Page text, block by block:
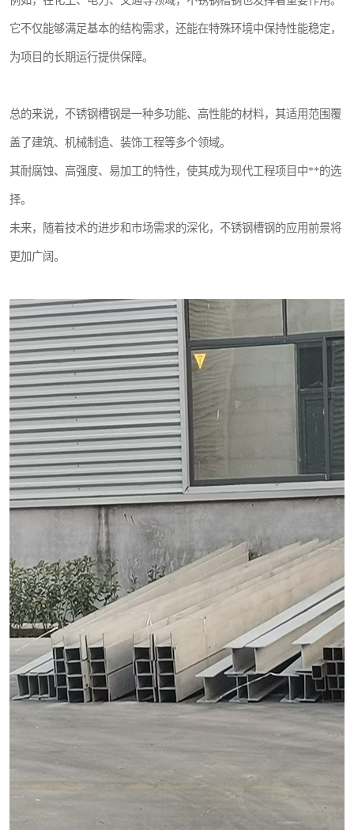
它不仅能够满足基本的结构需求，还能在特殊环境中保持性能稳定，
为项目的长期运行提供保障。
总的来说，不锈钢槽钢是一种多功能、高性能的材料，其适用范围覆
盖了建筑、机械制造、装饰工程等多个领域。
其耐腐蚀、高强度、易加工的特性，使其成为现代工程项目中**的选
择。
未来，随着技术的进步和市场需求的深化，不锈钢槽钢的应用前景将
更加广阔。